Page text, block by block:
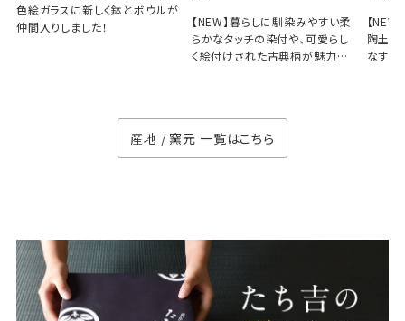
色絵ガラスに新しく鉢とボウルが
仲間入りしました！
【NEW】暮らしに馴染みやすい柔
らかなタッチの染付や、可愛らし
く絵付けされた古典柄が魅力の
【
陶土と
なす、
産地 / 窯元 一覧はこちら